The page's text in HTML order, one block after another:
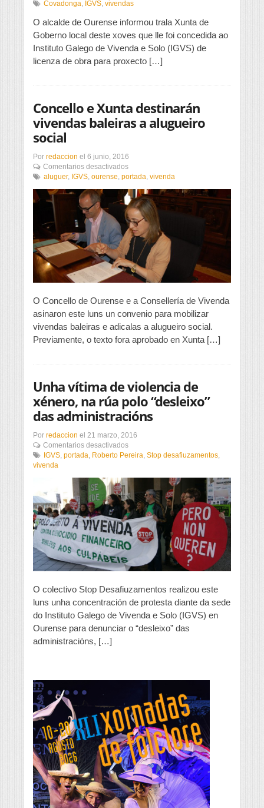
Luz
á
licencia
para
a
construcción
vivendas
de
protección
de
Covadonga, IGVS, vivendas
O alcalde de Ourense informou trala Xunta de
Goberno local deste xoves que lle foi concedida ao
Instituto Galego de Vivenda e Solo (IGVS) de
licenza de obra para proxecto […]
Concello e Xunta destinarán
vivendas baleiras a alugueiro
social
Por redaccion el 6 junio, 2016
Comentarios desactivadosen
Concello
Xunta
destinarán
vivendas
baleiras
a
alugueiro
social
aluguer, IGVS, ourense, portada, vivenda
O Concello de Ourense e a Consellería de Vivenda
asinaron este luns un convenio para mobilizar
vivendas baleiras e adicalas a alugueiro social.
Previamente, o texto fora aprobado en Xunta […]
Unha vítima de violencia de
xénero, na rúa polo “desleixo”
das administracións
Por redaccion el 21 marzo, 2016
Comentarios desactivadosen
Unha
de
xénero,
na
rúa
polo
“desleixo”
administracións
IGVS, portada, Roberto Pereira, Stop desafiuzamentos,
vivenda
O colectivo Stop Desafiuzamentos realizou este
luns unha concentración de protesta diante da sede
do Instituto Galego de Vivenda e Solo (IGVS) en
Ourense para denunciar o “desleixo” das
administracións, […]